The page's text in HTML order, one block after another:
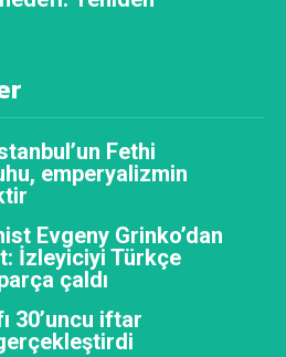
Fethi
emperyalizmin
Evgeny Grinko’dan
İzleyiciyi Türkçe
çaldı
30’uncu iftar